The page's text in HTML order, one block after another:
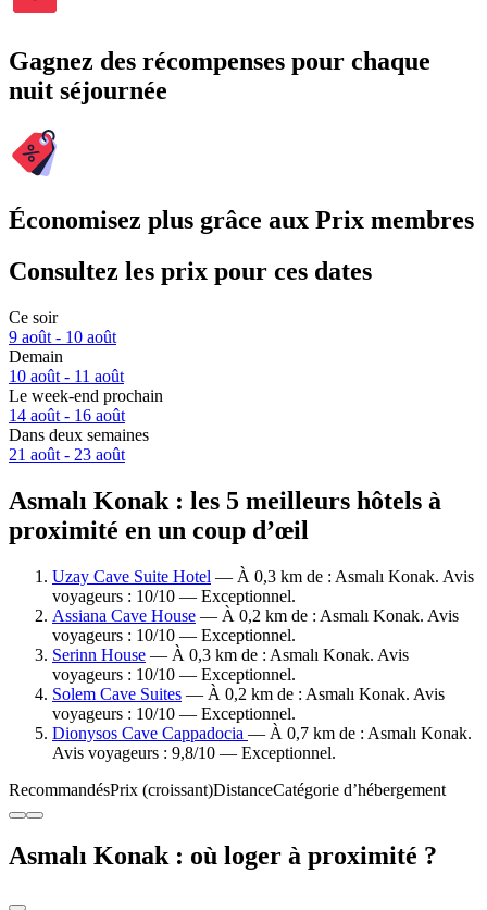
Gagnez des récompenses pour chaque
nuit séjournée
Économisez plus grâce aux Prix membres
Consultez les prix pour ces dates
Ce soir
9 août - 10 août
Demain
10 août - 11 août
Le week-end prochain
14 août - 16 août
Dans deux semaines
21 août - 23 août
Asmalı Konak : les 5 meilleurs hôtels à
proximité en un coup d’œil
Uzay Cave Suite Hotel — À 0,3 km de : Asmalı Konak. Avis
voyageurs : 10/10 — Exceptionnel.
Assiana Cave House — À 0,2 km de : Asmalı Konak. Avis
voyageurs : 10/10 — Exceptionnel.
Serinn House — À 0,3 km de : Asmalı Konak. Avis
voyageurs : 10/10 — Exceptionnel.
Solem Cave Suites — À 0,2 km de : Asmalı Konak. Avis
voyageurs : 10/10 — Exceptionnel.
Dionysos Cave Cappadocia — À 0,7 km de : Asmalı Konak.
Avis voyageurs : 9,8/10 — Exceptionnel.
RecommandésPrix (croissant)DistanceCatégorie d’hébergement
Asmalı Konak : où loger à proximité ?